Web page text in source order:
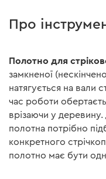
Логістика, кажете
доводиться чекати
товари, які
нема?
Сталь
користувачів ця
досить швидко
Вдвічі прикро ще й
одноразові без
заточування.
Про
Полотно для
замкненої
натягується на вали
час роботи
врізаючи у
полотна потрібно
конкретного
полотно має бути